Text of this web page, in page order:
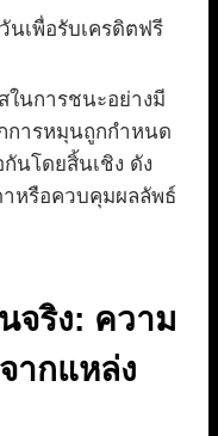
นเพื่อรับเครดิตฟรี
ในการชนะอย่างมี
การหมุนถูกกำหนด
นโดยสิ้นเชิง ดัง
หรือควบคุมผลลัพธ์
จริง: ความ
ากแหล่ง